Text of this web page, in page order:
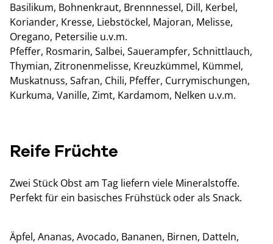
Basilikum, Bohnenkraut, Brennnessel, Dill, Kerbel,
Koriander, Kresse, Liebstöckel, Majoran, Melisse,
Oregano, Petersilie u.v.m.
Pfeffer, Rosmarin, Salbei, Sauerampfer, Schnittlauch,
Thymian, Zitronenmelisse, Kreuzkümmel, Kümmel,
Muskatnuss, Safran, Chili, Pfeffer, Currymischungen,
Kurkuma, Vanille, Zimt, Kardamom, Nelken u.v.m.
Reife Früchte
Zwei Stück Obst am Tag liefern viele Mineralstoffe.
Perfekt für ein basisches Frühstück oder als Snack.
Äpfel, Ananas, Avocado, Bananen, Birnen, Datteln,